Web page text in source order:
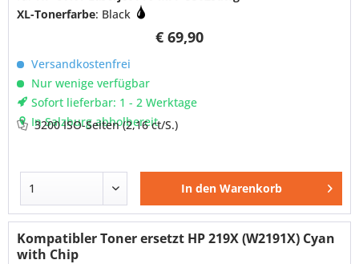
€ 69,90
XL-Tonerfarbe: Black
Versandkostenfrei
Nur wenige verfügbar
Sofort lieferbar: 1 - 2 Werktage
In Salzburg abholbereit
3200 ISO-Seiten(2,16 ct/S.)
In den Warenkorb
Kompatibler Toner ersetzt HP 219X (W2191X) Cyan
with Chip